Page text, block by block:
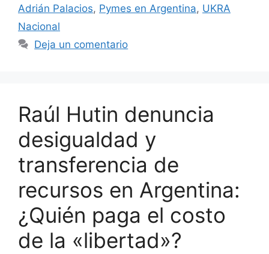
Adrián Palacios, Pymes en Argentina, UKRA
Nacional
Deja un comentario
Raúl Hutin denuncia
desigualdad y
transferencia de
recursos en Argentina:
¿Quién paga el costo
de la «libertad»?